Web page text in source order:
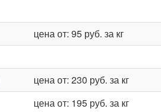
цена от: 95 руб. за кг
цена от: 230 руб. за кг
цена от: 195 руб. за кг